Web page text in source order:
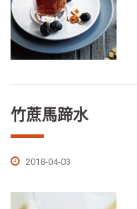
竹蔗馬蹄水
2018-04-03